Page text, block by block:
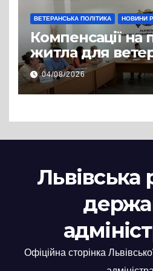
ВЕТЕРАНСЬКА ПОЛІТИКА НОВИНИ
Компенсації на
житла для
Львівській РДА
нові заяви
04/08/2026
Львівська
Офіційна сторінка